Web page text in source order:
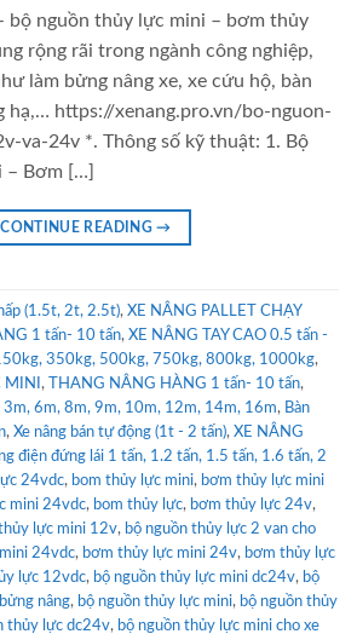
bộ nguồn thủy lực mini – bơm thủy
rộng rãi trong ngành công nghiệp,
làm bửng nâng xe, xe cứu hộ, bàn
hạ,… https://xenang.pro.vn/bo-nguon-
va-24v *. Thông số kỹ thuật: 1. Bộ
– Bơm […]
CONTINUE READING→
(1.5t, 2t, 2.5t), XE NÂNG PALLET CHẠY
1 tấn- 10 tấn, XE NÂNG TAY CAO 0.5 tấn -
350kg, 500kg, 750kg, 800kg, 1000kg,
, THANG NÂNG HÀNG 1 tấn- 10 tấn,
6m, 8m, 9m, 10m, 12m, 14m, 16m, Bàn
, Xe nâng bán tự động (1t - 2 tấn), XE NÂNG
điện đứng lái 1 tấn, 1.2 tấn, 1.5 tấn, 1.6 tấn, 2
24vdc, bom thủy lực mini, bơm thủy lực mini
mini 24vdc, bom thủy lực, bơm thủy lực 24v,
lực mini 12v, bộ nguồn thủy lực 2 van cho
24vdc, bơm thủy lực mini 24v, bơm thủy lực
lực 12vdc, bộ nguồn thủy lực mini dc24v, bộ
nâng, bộ nguồn thủy lực mini, bộ nguồn thủy
thủy lực dc24v, bộ nguồn thủy lực mini cho xe